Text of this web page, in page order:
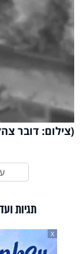
(צילום: דובר
תגיות
X